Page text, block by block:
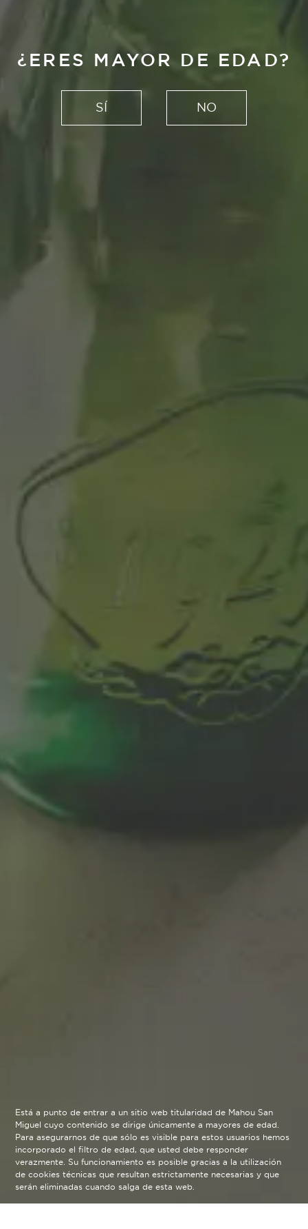
¿ERES MAYOR DE EDAD?
SÍ NO
Está a punto de entrar a un sitio web titularidad de Mahou San
Miguel cuyo contenido se dirige únicamente a mayores de edad.
Para asegurarnos de que sólo es visible para estos usuarios hemos
incorporado el filtro de edad, que usted debe responder
verazmente. Su funcionamiento es posible gracias a la utilización
de cookies técnicas que resultan estrictamente necesarias y que
serán eliminadas cuando salga de esta web.